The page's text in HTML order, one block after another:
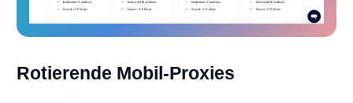
Rotierende Mobil-Proxies